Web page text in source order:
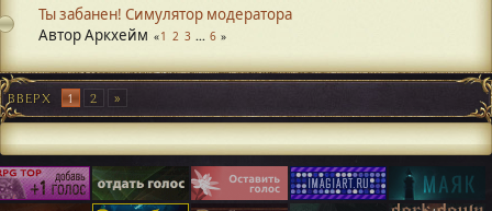
Ты забанен! Симулятор модератора
Автор Аркхейм
1 2 3 ... 6
ВВЕРХ 1 2